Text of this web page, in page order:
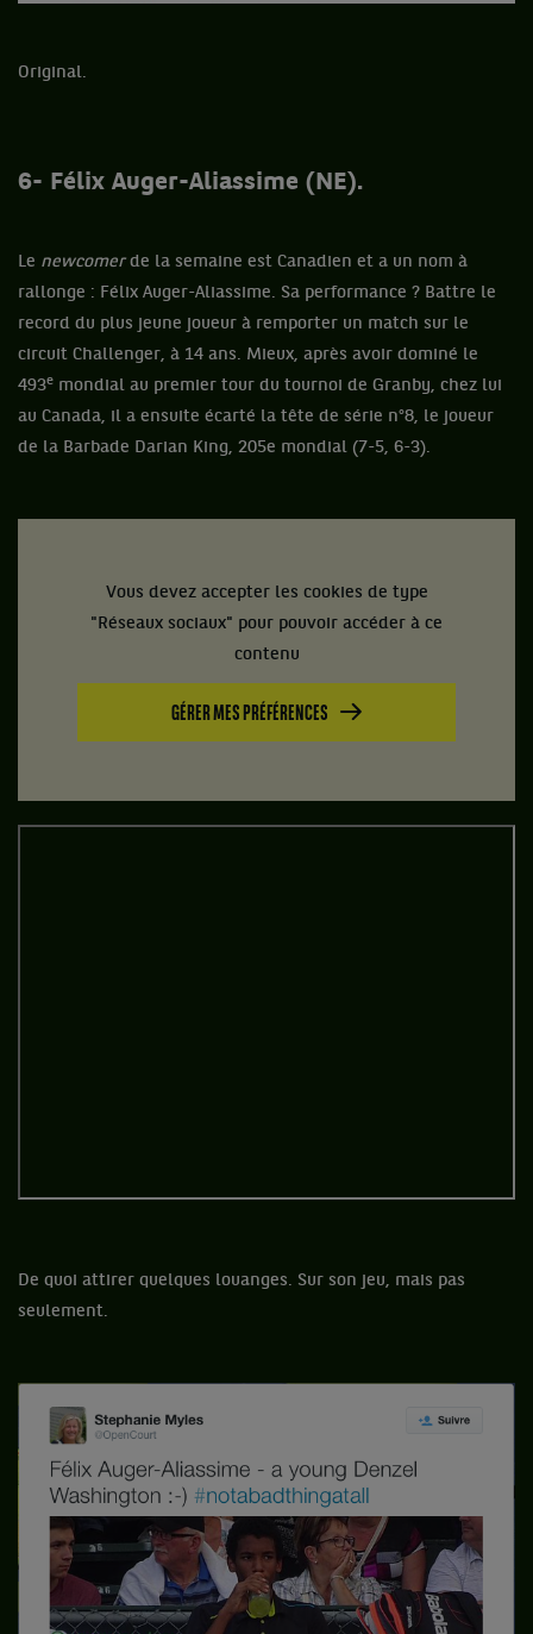
Original.
6- Félix Auger-Aliassime (NE).
Le newcomerde la semaine est Canadien et a un nom à
rallonge : Félix Auger-Aliassime. Sa performance ? Battre le
record du plus jeune joueur à remporter un match sur le
circuit Challenger, à 14 ans. Mieux, après avoir dominé le
493e mondial au premier tour du tournoi de Granby, chez lui
au Canada, il a ensuite écarté la tête de série n°8, le joueur
de la Barbade Darian King, 205e mondial (7-5, 6-3).
Vous devez accepter les cookies de type
"Réseaux sociaux" pour pouvoir accéder à ce
contenu
GÉRER MES PRÉFÉRENCES
De quoi attirer quelques louanges. Sur son jeu, mais pas
seulement.